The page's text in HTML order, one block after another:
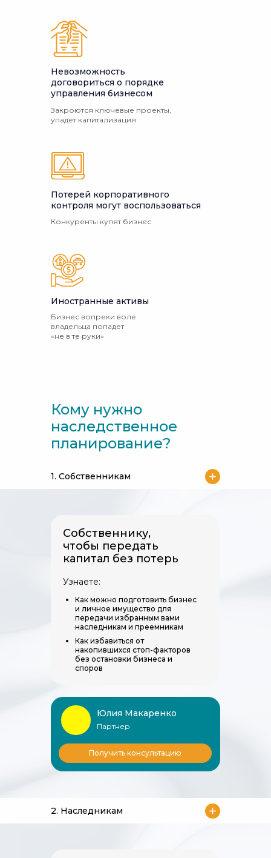
Бизнес вопреки воле
владельца попадет
«не в те руки»
Иностранные активы
Конкуренты купят бизнес
Потерей корпоративного
контроля могут воспользоваться
Закроются ключевые проекты,
упадет капитализация
Невозможность
договориться о порядке
управления бизнесом
Кому нужно
наследственное
планирование?
1. Собственникам
Собственнику,
чтобы передать
капитал без потерь
Узнаете:
Получить консультацию
Юлия Макаренко
Партнер
Как можно подготовить бизнес
и личное имущество для
передачи избранным вами
наследникам и преемникам
Как избавиться от
накопившихся стоп-факторов
без остановки бизнеса и
споров
2. Наследникам